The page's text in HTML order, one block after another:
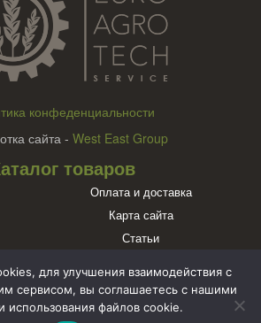
конфеденциальности
сайта - West East Group
товаров
Оплата и доставка
Карта сайта
Статьи
с нами в социальных сетях
для улучшения взаимодействия с
сервисом, вы соглашаетесь с нашими
использования файлов cookie.